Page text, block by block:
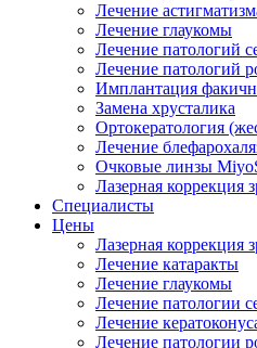
Лечение
Лечение глаукомы
Лечение патологий
Лечение патологий
Имплантация
Замена хрусталика
Ортокератология
Лечение
Очковые линзы
Лазерная коррекция
Специалисты
Цены
Лазерная коррекция
Лечение катаракты
Лечение глаукомы
Лечение патологии
Лечение
Лечение патологии